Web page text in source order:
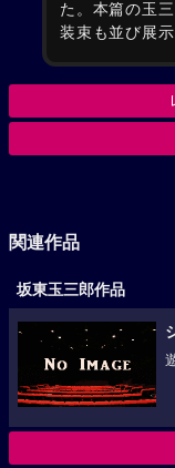
た。本篇の玉
装束も並び展
関連作品
坂東玉三郎作品